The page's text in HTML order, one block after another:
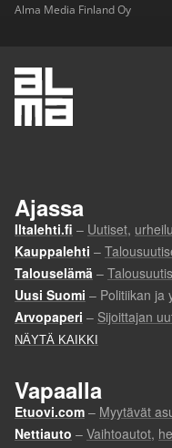
Alma Media Finland Oy